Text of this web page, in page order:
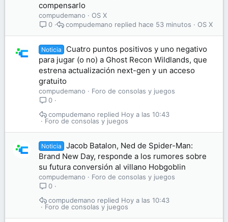
compensarlo
compudemano
OS X
0
OS X
hace 53 minutos
compudemano
Noticia
Cuatro puntos positivos y uno negativo
para jugar (o no) a Ghost Recon Wildlands, que
estrena actualización next-gen y un acceso
gratuito
compudemano
Foro de consolas y juegos
0
Foro de consolas y juegos
Hoy a las 10:43
compudemano
Noticia
Jacob Batalon, Ned de Spider-Man:
Brand New Day, responde a los rumores sobre
su futura conversión al villano Hobgoblin
compudemano
Foro de consolas y juegos
0
Foro de consolas y juegos
Hoy a las 10:43
compudemano